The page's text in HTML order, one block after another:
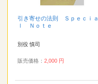
引き寄せの法則 Ｓｐｅｃｉａ
ｌ Ｎｏｔｅ
別役 慎司
販売価格： 2,000 円